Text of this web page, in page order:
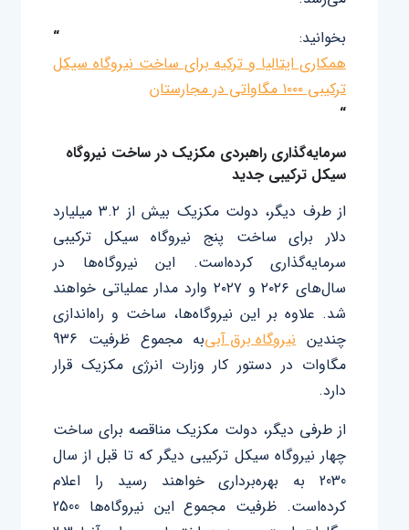
بخوانید: “
همکاری ایتالیا و ترکیه برای ساخت نیروگاه سیکل
ترکیبی ۱۰۰۰ مگاواتی در مجارستان
“
سرمایه‌گذاری راهبردی مکزیک در ساخت نیروگاه
سیکل ترکیبی جدید
از طرف دیگر، دولت مکزیک بیش از ۳.۲ میلیارد
دلار برای ساخت پنج نیروگاه سیکل ترکیبی
سرمایه‌گذاری کرده‌است. این نیروگاه‌ها در
سال‌های ۲۰۲۶ و ۲۰۲۷ وارد مدار عملیاتی خواهند
شد. علاوه‌ بر این نیروگاه‌ها، ساخت و راه‌اندازی
چندیننیروگاه برق ‌آبی
به مجموع ظرفیت 936
مگاوات در دستور کار وزارت انرژی مکزیک قرار
‌دارد.
از طرفی دیگر، دولت مکزیک مناقصه برای ساخت
چهار نیروگاه سیکل‌ ترکیبی دیگر که تا قبل از سال
2030 به بهره‌برداری خواهند رسید را اعلام‌
کرده‌است. ظرفیت مجموع این نیروگاه‌ها 2500